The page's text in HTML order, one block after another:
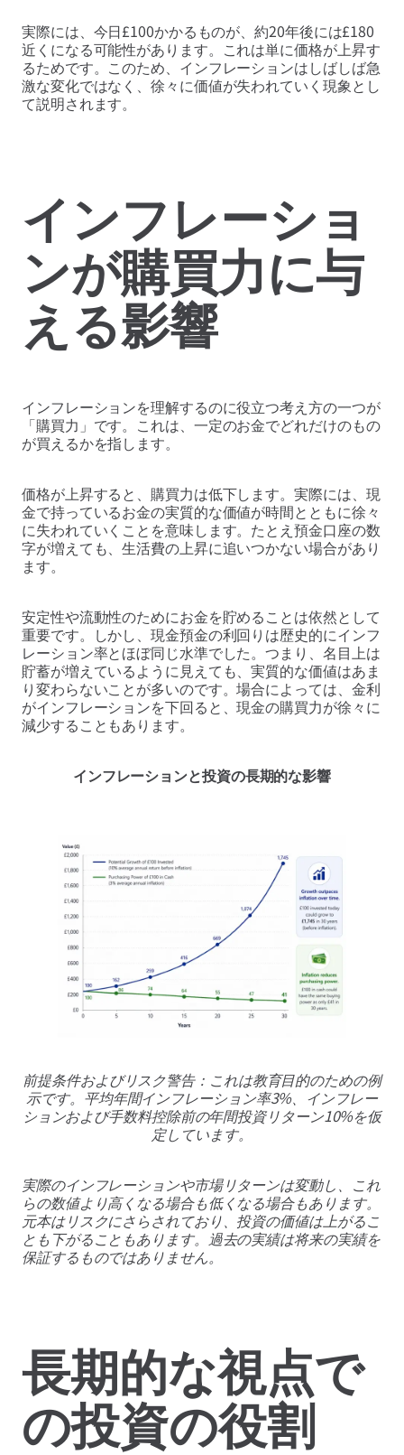
実際には、今日£100かかるものが、約20年後には£180
近くになる可能性があります。これは単に価格が上昇す
るためです。このため、インフレーションはしばしば急
激な変化ではなく、徐々に価値が失われていく現象とし
て説明されます。
インフレーショ
ンが購買力に与
える影響
インフレーションを理解するのに役立つ考え方の一つが
「購買力」です。これは、一定のお金でどれだけのもの
が買えるかを指します。
価格が上昇すると、購買力は低下します。実際には、現
金で持っているお金の実質的な価値が時間とともに徐々
に失われていくことを意味します。たとえ預金口座の数
字が増えても、生活費の上昇に追いつかない場合があり
ます。
安定性や流動性のためにお金を貯めることは依然として
重要です。しかし、現金預金の利回りは歴史的にインフ
レーション率とほぼ同じ水準でした。つまり、名目上は
貯蓄が増えているように見えても、実質的な価値はあま
り変わらないことが多いのです。場合によっては、金利
がインフレーションを下回ると、現金の購買力が徐々に
減少することもあります。
インフレーションと投資の長期的な影響
前提条件およびリスク警告：これは教育目的のための例
示です。平均年間インフレーション率3%、インフレー
ションおよび手数料控除前の年間投資リターン10%を仮
定しています。
実際のインフレーションや市場リターンは変動し、これ
らの数値より高くなる場合も低くなる場合もあります。
元本はリスクにさらされており、投資の価値は上がるこ
とも下がることもあります。過去の実績は将来の実績を
保証するものではありません。
長期的な視点で
の投資の役割